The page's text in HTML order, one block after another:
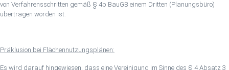
von Verfahrensschritten gemäß § 4b BauGB einem Dritten (Planungsbüro)
übertragen worden ist.
Präklusion bei Flächennutzungsplänen:
Es wird darauf hingewiesen, dass eine Vereinigung im Sinne des § 4 Absatz 3